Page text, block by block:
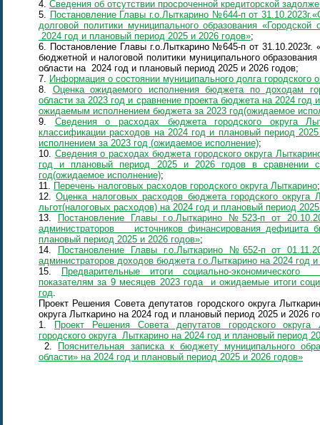
4. Сведения об отсутствии просроченной кредиторской
5. Постановление Главы г.о.Лыткарино №644-п от
долговой политики муниципального образования
2024 год и плановый период 2025 и 2026 годов»;
6. Постановление Главы г.о.Лыткарино №645-п от
бюджетной и налоговой политики муниципального
области на 2024 год и плановый период 2025 и 2026 годов;
7. Информация о состоянии муниципального долга городского
8. Оценка ожидаемого исполнения бюджета по доходам
области за 2023 год и сравнение проекта бюджета на 2024
ожидаемым исполнением бюджета за 2023 год(ожидаемое
9. Cведения о расходах бюджета городского округа
классификации расходов на 2024 год и плановый период
исполнением за 2023 год (ожидаемое исполнение);
10. Сведения о расходах бюджета городского округа
год и плановый период 2025 и 2026 годов в сравнении
год(ожидаемое исполнение);
11. Перечень налоговых расходов городского округа Лыткарино;
12.Оценка налоговых расходов бюджета городского округа
льгот(налоговых расходов) на 2024 год и плановый период
13.
Постановление Главы г.о.Лыткарино №523-п от
администраторов источников финансирования дефицита
плановый период 2025 и 2026 годов»;
14.
Постановление Главы г.о.Лыткарино №652-п от
администраторов доходов бюджета г.о.Лыткарино на 2024 год
15.
П​редварительные итоги социально-
показателям за 9 месяцев 2023 года и ожидаемые итоги
год.
Проект Решения Совета депутатов городского округа
округа Лыткарино на 2024 год и плановый период 2025 и 2026
1.
Проект Решения Совета депутатов городского
городского округа Лыткарино на 2024 год и плановый период
2.
Пояснительная записка к бюджету муниципального
области» на 2024 год и плановый период 2025 и 2026 годов»